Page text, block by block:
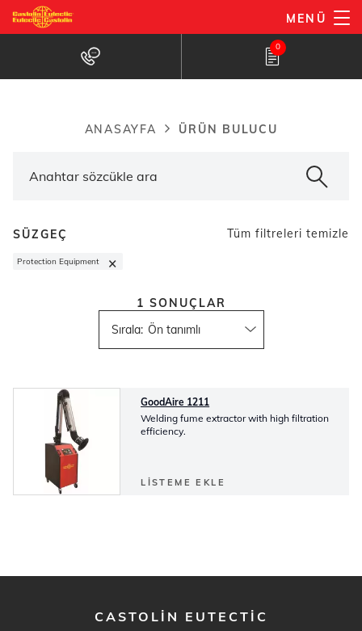
Ana
içeriğe
MENÜ
Ürün bulucu 0
ANASAYFA ÜRÜN BULUCU
SÜZGEÇ Tüm filtreleri temizle
Protection Equipment ×
Sırala:
1 SONUÇLAR
GoodAire 1211
Welding fume extractor with high filtration
efficiency.
LISTEME EKLE
CASTOLIN EUTECTIC